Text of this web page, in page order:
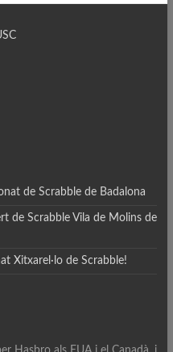
de Scrabble de Badalona
de Scrabble Vila de Molins de
Xitxarel·lo de Scrabble!